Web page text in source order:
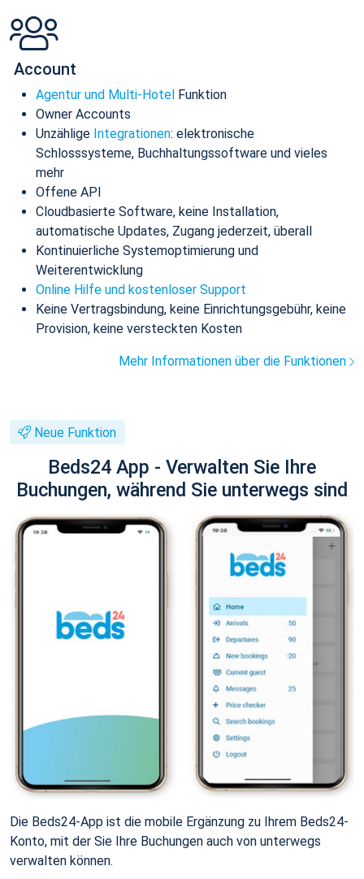
Account
Agentur und Multi-Hotel Funktion
Owner Accounts
Unzählige Integrationen: elektronische
Schlosssysteme, Buchhaltungssoftware und vieles
mehr
Offene API
Cloudbasierte Software, keine Installation,
automatische Updates, Zugang jederzeit, überall
Kontinuierliche Systemoptimierung und
Weiterentwicklung
Online Hilfe und kostenloser Support
Keine Vertragsbindung, keine Einrichtungsgebühr, keine
Provision, keine versteckten Kosten
Mehr Informationen über die Funktionen
Neue Funktion
Beds24 App - Verwalten Sie Ihre
Buchungen, während Sie unterwegs sind
Die Beds24-App ist die mobile Ergänzung zu Ihrem Beds24-
Konto, mit der Sie Ihre Buchungen auch von unterwegs
verwalten können.